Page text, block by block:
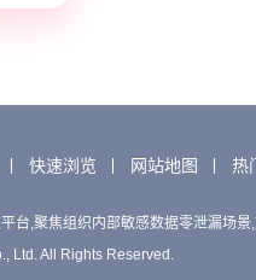
快速浏览 网站地图 热
台,聚焦组织内部敏感数据零泄漏场
Ltd. All Rights Reserved.